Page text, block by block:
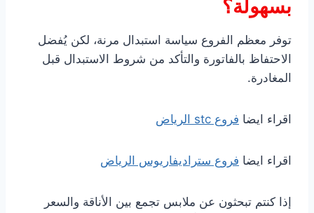
بسهولة؟
توفر معظم الفروع سياسة استبدال مرنة، لكن يُفضل
الاحتفاظ بالفاتورة والتأكد من شروط الاستبدال قبل
المغادرة.
اقراء ايضا فروع stc الرياض
اقراء ايضا فروع ستراديفاريوس الرياض
إذا كنتم تبحثون عن ملابس تجمع بين الأناقة والسعر